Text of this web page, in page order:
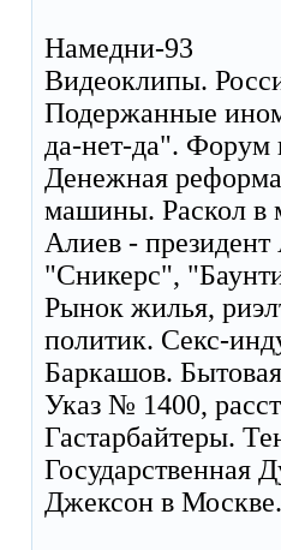
Намедни-93
Видеоклипы.
Подержанные
да-нет-да". Форум
Денежная
машины. Раскол в
Алиев -
"Сникерс",
Рынок жилья,
политик. Секс-
Баркашов.
Указ № 1400,
Гастарбайтеры.
Государственная
Джексон в Москве.